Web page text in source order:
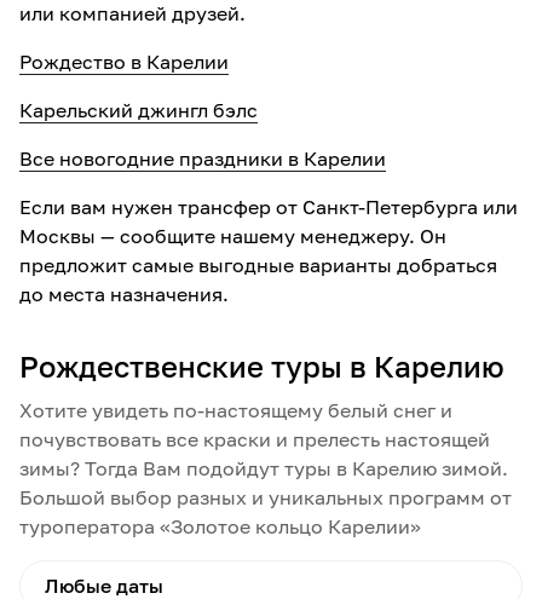
или компанией друзей.
Рождество в Карелии
Карельский джингл бэлс
Все новогодние праздники в Карелии
Если вам нужен трансфер от Санкт-Петербурга или
Москвы — сообщите нашему менеджеру. Он
предложит самые выгодные варианты добраться
до места назначения.
Рождественские туры в Карелию
Хотите увидеть по-настоящему белый снег и
почувствовать все краски и прелесть настоящей
зимы? Тогда Вам подойдут туры в Карелию зимой.
Большой выбор разных и уникальных программ от
туроператора «Золотое кольцо Карелии»
Любые даты